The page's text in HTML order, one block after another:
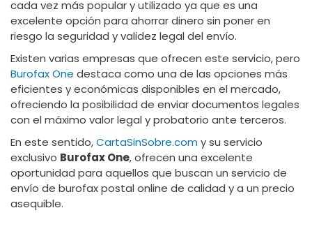
cada vez más popular y utilizado ya que es una
excelente opción para ahorrar dinero sin poner en
riesgo la seguridad y validez legal del envío.
Existen varias empresas que ofrecen este servicio, pero
Burofax One destaca como una de las opciones más
eficientes y económicas disponibles en el mercado,
ofreciendo la posibilidad de enviar documentos legales
con el máximo valor legal y probatorio ante terceros.
En este sentido,CartaSinSobre.comy su servicio
exclusivo Burofax One, ofrecen una excelente
oportunidad para aquellos que buscan un servicio de
envío de burofax postal online de calidad y a un precio
asequible.